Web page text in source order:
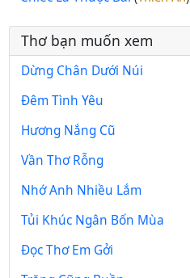
Thơ bạn muốn xem
Dừng Chân Dưới Núi
Đêm Tình Yêu
Hương Nắng Cũ
Vần Thơ Rỗng
Nhớ Anh Nhiều Lắm
Tủi Khúc Ngân Bốn Mùa
Đọc Thơ Em Gởi